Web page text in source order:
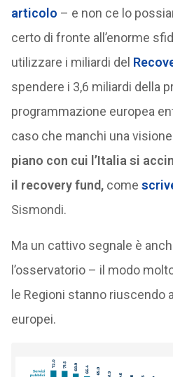
articolo – e non ce lo
certo di fronte all’enorme
utilizzare i miliardi del
spendere i 3,6 miliardi della
programmazione europea
caso che manchi una
piano con cui l’Italia si
il recovery fund,come
Sismondi.
Ma un cattivo segnale è
l’osservatorio – il modo
le Regioni stanno riuscendo
europei.